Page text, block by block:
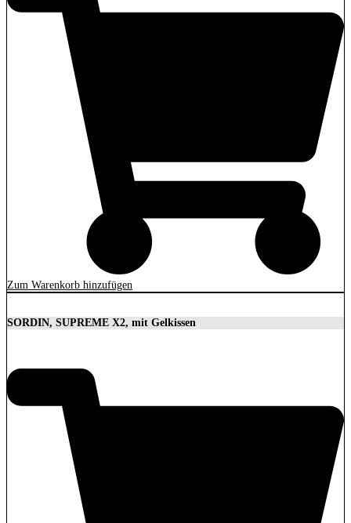
Zum Warenkorb hinzufügen
SORDIN, SUPREME X2, mit Gelkissen